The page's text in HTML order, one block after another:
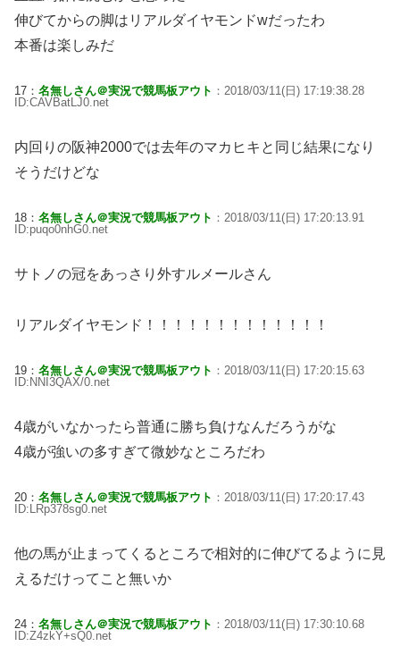
伸びてからの脚はリアルダイヤモンドwだったわ
本番は楽しみだ
17： 名無しさん＠実況で競馬板アウト ：2018/03/11(日) 17:19:38.28
ID:CAVBatLJ0.net
内回りの阪神2000では去年のマカヒキと同じ結果になり
そうだけどな
18： 名無しさん＠実況で競馬板アウト ：2018/03/11(日) 17:20:13.91
ID:puqo0nhG0.net
サトノの冠をあっさり外すルメールさん
リアルダイヤモンド！！！！！！！！！！！！！
19： 名無しさん＠実況で競馬板アウト ：2018/03/11(日) 17:20:15.63
ID:NNI3QAX/0.net
4歳がいなかったら普通に勝ち負けなんだろうがな
4歳が強いの多すぎて微妙なところだわ
20： 名無しさん＠実況で競馬板アウト ：2018/03/11(日) 17:20:17.43
ID:LRp378sg0.net
他の馬が止まってくるところで相対的に伸びてるように見
えるだけってこと無いか
24： 名無しさん＠実況で競馬板アウト ：2018/03/11(日) 17:30:10.68
ID:Z4zkY+sQ0.net